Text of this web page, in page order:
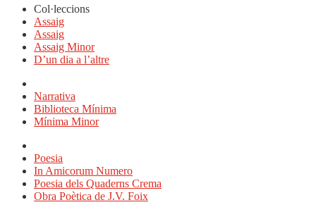
Col·leccions
Assaig
Assaig
Assaig Minor
D’un dia a l’altre
Narrativa
Biblioteca Mínima
Mínima Minor
Poesia
In Amicorum Numero
Poesia dels Quaderns Crema
Obra Poètica de J.V. Foix